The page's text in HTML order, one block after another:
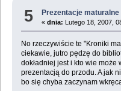
5 Prezentacje maturalne
«dnia: Lutego 18, 2007,
No rzeczywiście te "Kroniki
ciekawie, jutro pędzę do
dokładniej jest i kto wie może
prezentacją do przodu. A jak
bo się chyba zaczynam